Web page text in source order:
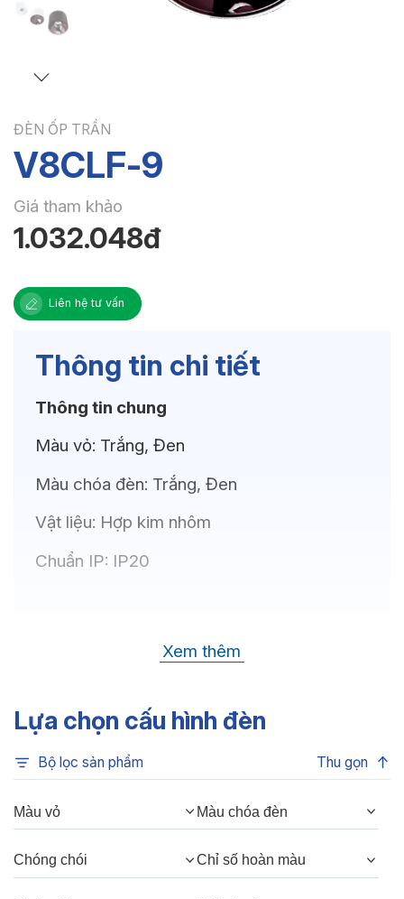
ĐÈN ỐP TRẦN
V8CLF-9
Giá tham khảo
1.032.048đ
Liên hệ tư vấn
Thông tin chi tiết
Thông tin chung
Màu vỏ: Trắng, Đen
Màu chóa đèn: Trắng, Đen
Vật liệu: Hợp kim nhôm
Chuẩn IP: IP20
CREE(USA)
Nhiệt độ màu:6500K, 4000K, 3500K,
3000K, 3CCT
Chỉ số hoàn màu:
Quang thông:
1080lm(C), 1080lm(N),
Góc chiếu:38° (Honeycomb), 38°
Xem thêm
Lựa chọn cấu hình đèn
Bộ lọc sản phẩm Thu gọn
Màu vỏ Màu chóa đèn
Chóng chói Chỉ số hoàn màu